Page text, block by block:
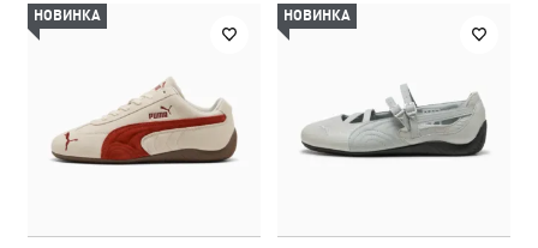
НОВИНКА НОВИНКА